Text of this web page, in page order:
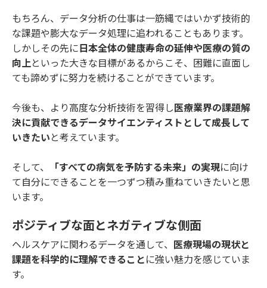
もちろん、データ分析の仕事は一筋縄ではいかず技術的
な課題や膨大なデータ処理に追われることもあります。
しかしその先に 日本全体の健康寿命の延伸や医療の質の
向上といった大きな目標があるからこそ、困難に直面し
ても諦めずに努力を続けることができています。
今後も、より高度な分析技術を習得し医療業界の課題解
決に貢献できるデータサイエンティストとして成長して
いきたい と考えています。
そして、 「すべての病気を予防する未来」の実現に向け
て自分にできることを一つずつ積み重ねていきたいと思
います。
ポジティブな面とネガティブな側面
ヘルスケアに関わるデータを通して、 医療現場の現状と
課題を科学的に理解できること に強い魅力を感じていま
す。